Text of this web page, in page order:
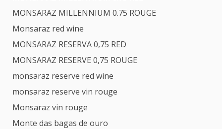
MONSARAZ MILLENNIUM 0.75 ROUGE
Monsaraz red wine
MONSARAZ RESERVA 0,75 RED
MONSARAZ RESERVE 0,75 ROUGE
monsaraz reserve red wine
monsaraz reserve vin rouge
Monsaraz vin rouge
Monte das bagas de ouro